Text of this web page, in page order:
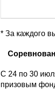
* За каждого
С 24 по 30
призовым